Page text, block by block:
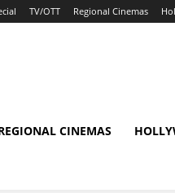
TV/OTT Regional Cinemas
CINEMAS